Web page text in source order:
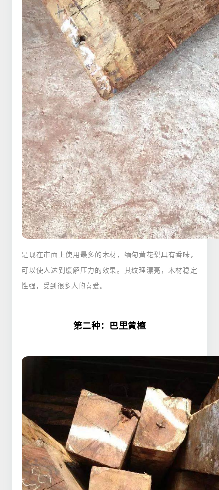
是现在市面上使用最多的木材，缅甸黄花梨具有香味，
可以使人达到缓解压力的效果。其纹理漂亮，木材稳定
性强，受到很多人的喜爱。
第二种：巴里黄檀